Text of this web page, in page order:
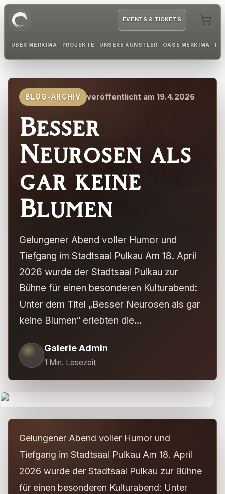
ÜBER MERKIMA PROJEKTE UNSERE KÜNSTLER OASE MERKIMA
EVENTS & TICKETS
BLOG-ARCHIV veröffentlicht am 19.4.2026
Besser
Neurosen als
gar keine
Blumen
Gelungener Abend voller Humor und
Tiefgang im Stadtsaal Pulkau Am 18. April
2026 wurde der Stadtsaal Pulkau zur
Bühne für einen besonderen Kulturabend:
Unter dem Titel „Besser Neurosen als gar
keine Blumen“ erlebten die...
Galerie Admin
1 Min. Lesezeit
Gelungener Abend voller Humor und
Tiefgang im Stadtsaal Pulkau Am 18. April
2026 wurde der Stadtsaal Pulkau zur Bühne
für einen besonderen Kulturabend: Unter